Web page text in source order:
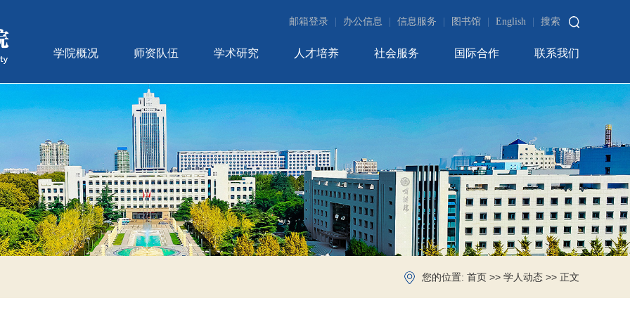
邮箱登录 办公信息 信息服务 图书馆 English 搜索
学院概况 师资队伍 学术研究 人才培养 社会服务 国际合作 联系我们
您的位置: 首页 >> 学人动态 >> 正文